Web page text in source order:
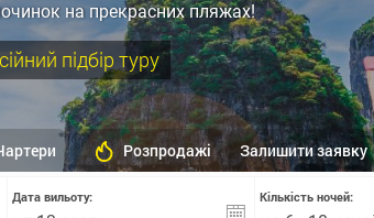
на прекрасних пляжах!
підбір туру
Розпродажі Залишити заявку
Дата вильоту: Кількість ночей: